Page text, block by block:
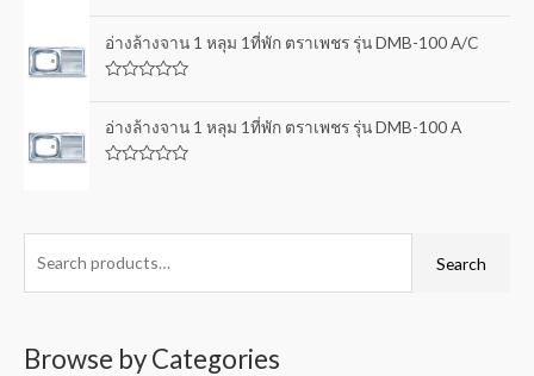
t
o
f
t
e
d
t
o
f
อ่างล้างจาน 1 หลุม 1ที่พัก ตราเพชร รุ่น DMB-100 A/C
t
e
d
o
5
อ่างล้างจาน 1 หลุม 1ที่พัก ตราเพชร รุ่น DMB-100 A
d
o
Search
Browse by Categories